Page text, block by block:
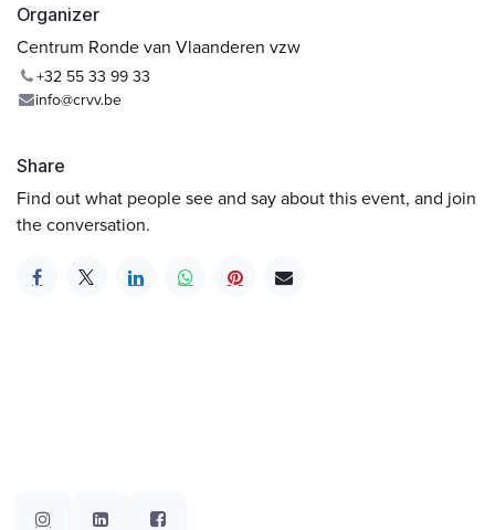
Organizer
Centrum Ronde van Vlaanderen vzw
+32 55 33 99 33
info@crvv.be
Share
Find out what people see and say about this event, and join
the conversation.